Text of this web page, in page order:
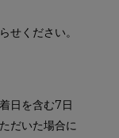
せください。
日を含む7日
だいた場合に